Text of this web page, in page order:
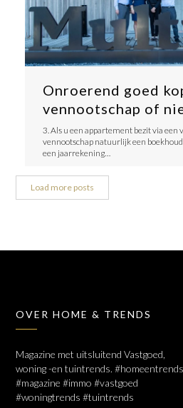
Onroerend goed
vennootschap of
3. Als u een appartement bezit via een
vennootschap natuurlijk een
een jaarrekening…
Load more posts
OVER HOME & TRENDS
Magazine met uitsluitend Vastgoed,
woning -en tuintrends. #homeentrends
#magazine #immo #vastgoed
#woningtrends #tuintrends